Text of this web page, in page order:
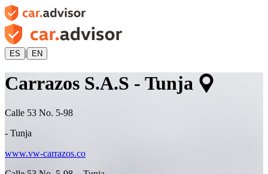
ES | EN
Carrazos S.A.S - Tunja
Calle 53 No. 5-98
- Tunja
www.vw-carrazos.co